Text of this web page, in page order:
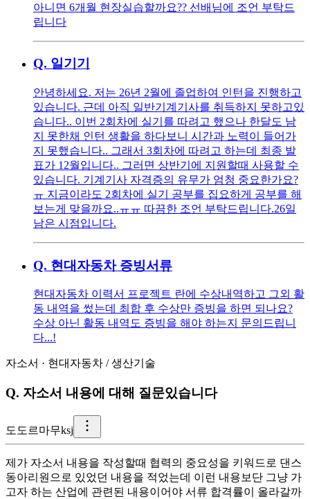
아니면 6개월 현장실습할까요?? 선배님에 조언 부탁드
립니다
Q. 일기기
안녕하세요. 저는 26년 2월에 졸업하여 인턴을 진행하고
있습니다. 근데 아직 일반기계기사를 취득하지 못하고있
습니다.. 이번 2회차에 실기를 따려고 했으나 한달도 남
지 못한채 인턴 생활을 하다보니 시간과 노력이 들어가
지 못했습니다.. 그래서 3회차에 따려고 하는데 최종 발
표가 12월입니다.. 그러면 상반기에 지원할때 사용할 수
있습니다. 기계기사 자격증의 유무가 엄청 중요한가요?
ㅠ 지금이라도 2회차에 실기 공부를 집요하게 공부를 해
보는게 맞을까요..ㅠㅠ 따끔한 조언 부탁드립니다.26일
남은 시점입니다.
Q. 현대자동차 증빙서류
현대자동차 이력서 프로젝트 란에 수상내역하고 그외 활
동 내역을 썼는데 최합 후 수상만 증빙을 하면 되나요?
수상 아닌 활동 내역도 증빙을 해야 하는지 문의드립니
다...!
자소서 · 현대자동차 /생산기술
Q. 자소서 내용에 대해 질문있습니다
도 도르마무ksj
제가 자소서 내용을 작성할때 협력의 중요성을 키워드로 댄스
동아리원으로 있었던 내용을 적었는데 이런 내용보단 그냥 가
고자 하는 산업에 관련된 내용이어야 서류 합격률이 올라갈까